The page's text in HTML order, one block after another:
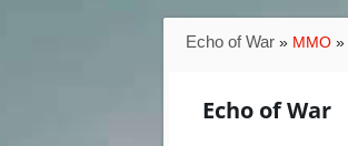
Echo of War » MMO »
Echo of War